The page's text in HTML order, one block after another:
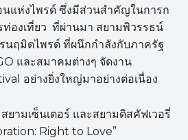
นแห่งไพรด์ ซึ่งมีส่วนสำคัญในการก
ท่องเที่ยว ที่ผ่านมา สยามพิวรรธน์
นฤมิตไพรด์ ที่ผนึกกำลังกับภาครัฐ
และสมาคมต่างๆ จัดงาน
อย่างยิ่งใหญ่มาอย่างต่อเนื่อง
ามเซ็นเตอร์ และสยามดิสคัฟเวอรี่
Right to Love”